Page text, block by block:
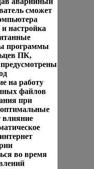
сможет
настройка
программы
ПК,
на работу
файлов
при
оптимальные
влияние
во время